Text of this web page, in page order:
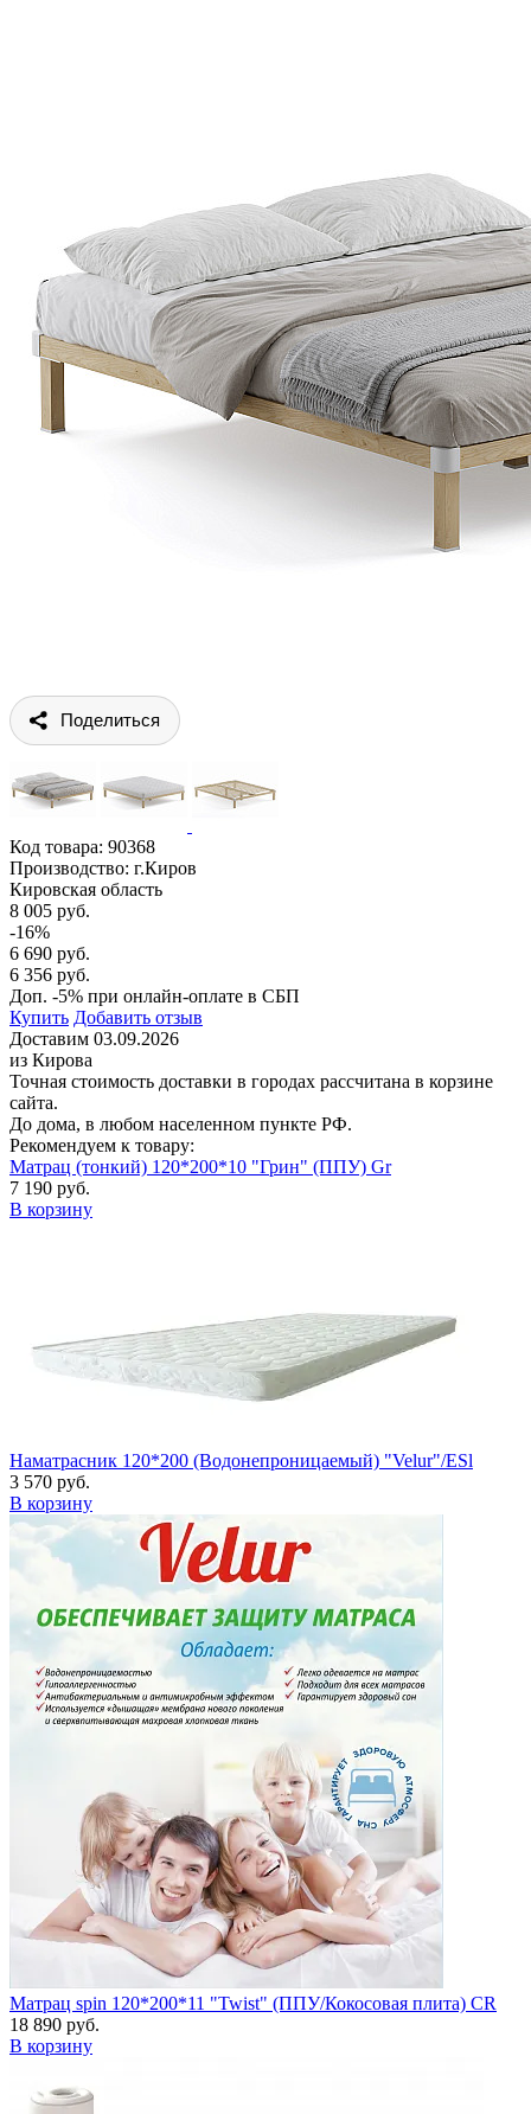
Поделиться
Код товара: 90368
Производство: г.Киров
Кировская область
8 005 руб.
-16%
6 690 руб.
6 356 руб.
Доп. -5% при онлайн-оплате в СБП
Купить Добавить отзыв
Доставим 03.09.2026
из Кирова
Точная стоимость доставки в городах рассчитана в корзине
сайта.
До дома, в любом населенном пункте РФ.
Рекомендуем к товару:
Матрац (тонкий) 120*200*10 "Грин" (ППУ) Gr
7 190 руб.
В корзину
Наматрасник 120*200 (Водонепроницаемый) "Velur"/ESl
3 570 руб.
В корзину
Матрац spin 120*200*11 "Twist" (ППУ/Кокосовая плита) CR
18 890 руб.
В корзину